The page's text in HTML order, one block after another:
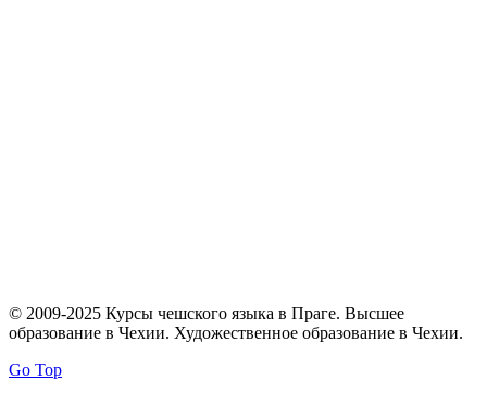
© 2009-2025 Курсы чешского языка в Праге. Высшее
образование в Чехии. Художественное образование в Чехии.
Go Top